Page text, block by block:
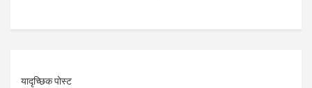
यादृच्छिक पोस्ट